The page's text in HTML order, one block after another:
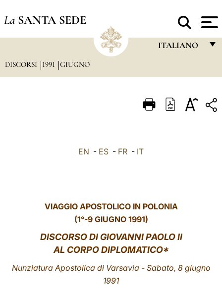
La SANTA SEDE
ITALIANO
ITALIANO
LATINE
DISCORSI 1991 GIUGNO
EN - ES - FR - IT
VIAGGIO APOSTOLICO IN POLONIA
(1°-9 GIUGNO 1991)
DISCORSO DI GIOVANNI PAOLO II
AL CORPO DIPLOMATICO*
Nunziatura Apostolica di Varsavia - Sabato, 8 giugno
1991